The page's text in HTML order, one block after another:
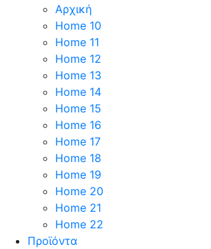
Αρχική
Home 10
Home 11
Home 12
Home 13
Home 14
Home 15
Home 16
Home 17
Home 18
Home 19
Home 20
Home 21
Home 22
Προϊόντα